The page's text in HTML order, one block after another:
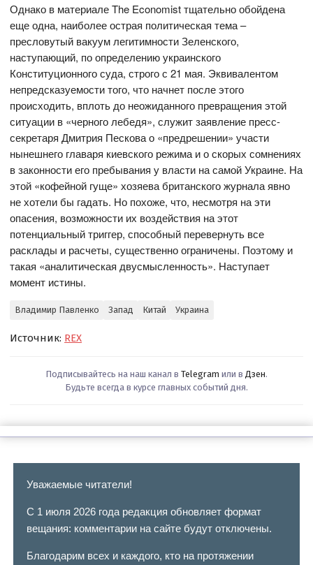
Однако в материале The Economist тщательно обойдена
еще одна, наиболее острая политическая тема –
пресловутый вакуум легитимности Зеленского,
наступающий, по определению украинского
Конституционного суда, строго с 21 мая. Эквивалентом
непредсказуемости того, что начнет после этого
происходить, вплоть до неожиданного превращения этой
ситуации в «черного лебедя», служит заявление пресс-
секретаря Дмитрия Пескова о «предрешении» участи
нынешнего главаря киевского режима и о скорых сомнениях
в законности его пребывания у власти на самой Украине. На
этой «кофейной гуще» хозяева британского журнала явно
не хотели бы гадать. Но похоже, что, несмотря на эти
опасения, возможности их воздействия на этот
потенциальный триггер, способный перевернуть все
расклады и расчеты, существенно ограничены. Поэтому и
такая «аналитическая двусмысленность». Наступает
момент истины.
Владимир Павленко Запад Китай Украина
Источник: REX
Подписывайтесь на наш канал в Telegram или в Дзен.
Будьте всегда в курсе главных событий дня.
Уважаемые читатели!
С 1 июля 2026 года редакция обновляет формат
вещания: комментарии на сайте будут отключены.
Благодарим всех и каждого, кто на протяжении